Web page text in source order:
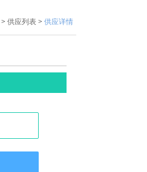
> 供应列表 > 供应详情